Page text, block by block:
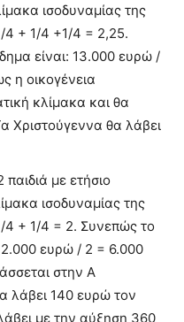
ισοδυναμίας της
4 + 1/4 +1/4 = 2,25.
είναι: 13.000 ευρώ /
η οικογένεια
κλίμακα και θα
Χριστούγεννα θα λάβει
παιδιά με ετήσιο
ισοδυναμίας της
4 + 1/4 = 2. Συνεπώς το
ευρώ / 2 = 6.000
στην Α
λάβει 140 ευρώ τον
με την αύξηση 360